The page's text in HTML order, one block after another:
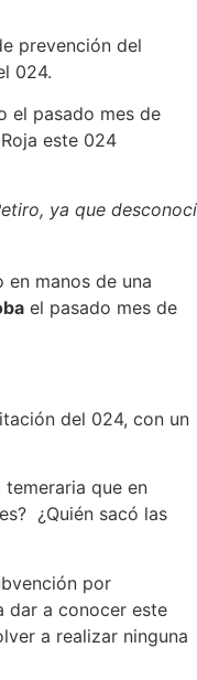
prevención del
024.
el pasado mes de
este 024
ya que
manos de una
el pasado mes de
del 024, con un
temeraria que en
¿Quién sacó las
por
dar a conocer este
a realizar ninguna